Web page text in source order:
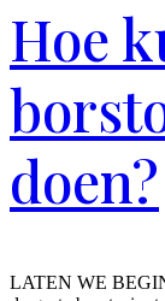
Hoe
doen?
LATEN WE